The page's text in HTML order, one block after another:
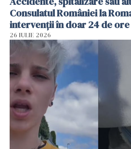
Consulatul României la
intervenții în doar 24 de ore
26 IULIE 2026